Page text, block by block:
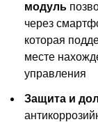
модуль
через
которая
месте
управления
Защита и